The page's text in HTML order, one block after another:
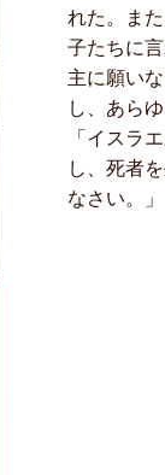
れた。ま
子たちに
主に願い
し、あら
「イスラ
し、死者
なさい。